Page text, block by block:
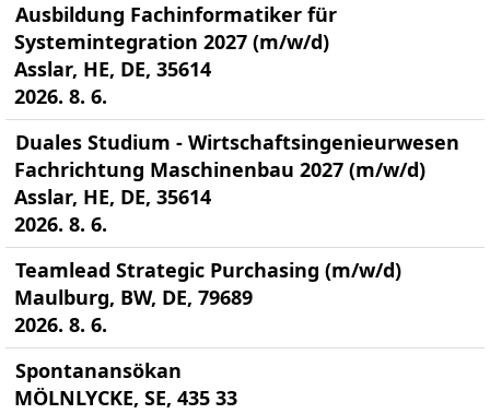
Ausbildung Fachinformatiker für
Systemintegration 2027 (m/w/d)
Asslar, HE, DE, 35614
2026. 8. 6.
Duales Studium - Wirtschaftsingenieurwesen
Fachrichtung Maschinenbau 2027 (m/w/d)
Asslar, HE, DE, 35614
2026. 8. 6.
Teamlead Strategic Purchasing (m/w/d)
Maulburg, BW, DE, 79689
2026. 8. 6.
Spontanansökan
MÖLNLYCKE, SE, 435 33